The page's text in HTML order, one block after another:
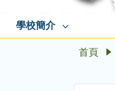
學校簡介
首頁